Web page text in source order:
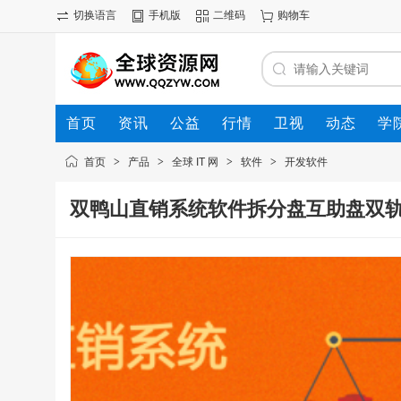
切换语言 手机版 二维码 购物车
首页 资讯 公益 行情 卫视 动态 学
首页 > 产品 > 全球 IT 网 > 软件 > 开发软件
双鸭山直销系统软件拆分盘互助盘双